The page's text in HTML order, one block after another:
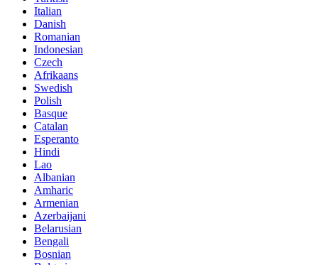
Italian
Danish
Romanian
Indonesian
Czech
Afrikaans
Swedish
Polish
Basque
Catalan
Esperanto
Hindi
Lao
Albanian
Amharic
Armenian
Azerbaijani
Belarusian
Bengali
Bosnian